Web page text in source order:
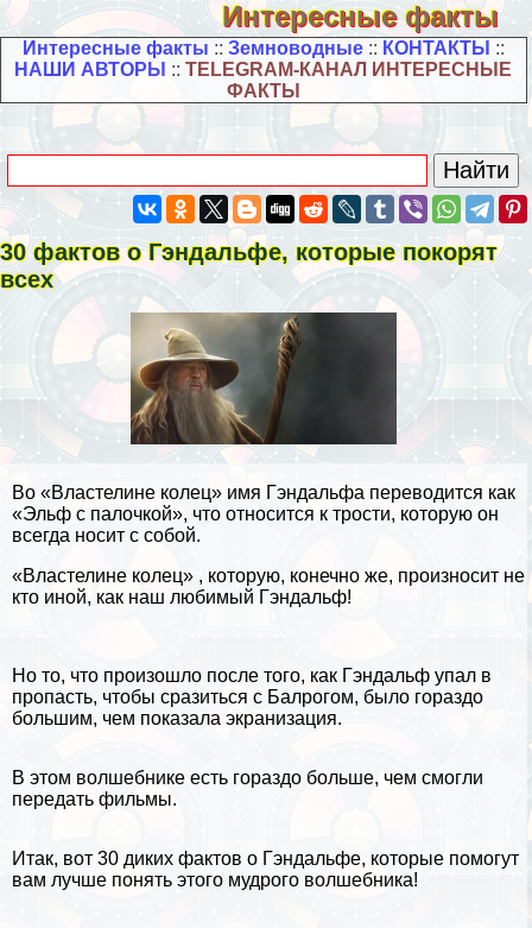
Интересные факты
Интересные факты :: Земноводные:: КОНТАКТЫ ::
НАШИ АВТОРЫ ::TELEGRAM-КАНАЛ ИНТЕРЕСНЫЕ
ФАКТЫ
30 фактов о Гэндальфе, которые покорят
всех
Во «Властелине колец» имя Гэндальфа переводится как
«Эльф с палочкой», что относится к трости, которую он
всегда носит с собой.
«Властелине колец» , которую, конечно же, произносит не
кто иной, как наш любимый Гэндальф!
Но то, что произошло после того, как Гэндальф упал в
пропасть, чтобы сразиться с Балрогом, было гораздо
большим, чем показала экранизация.
В этом волшебнике есть гораздо больше, чем смогли
передать фильмы.
Итак, вот 30 диких фактов о Гэндальфе, которые помогут
вам лучше понять этого мудрого волшебника!